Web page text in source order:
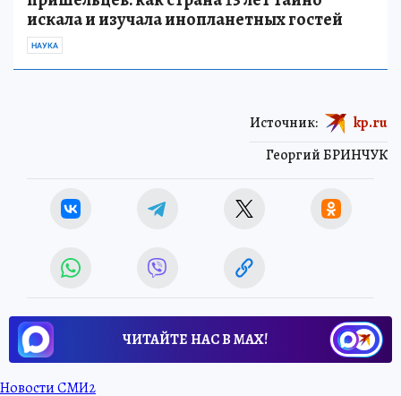
искала и изучала инопланетных гостей
НАУКА
Георгий БРИНЧУК
Источник: kp.ru
ЧИТАЙТЕ НАС В МАХ!
Новости СМИ2